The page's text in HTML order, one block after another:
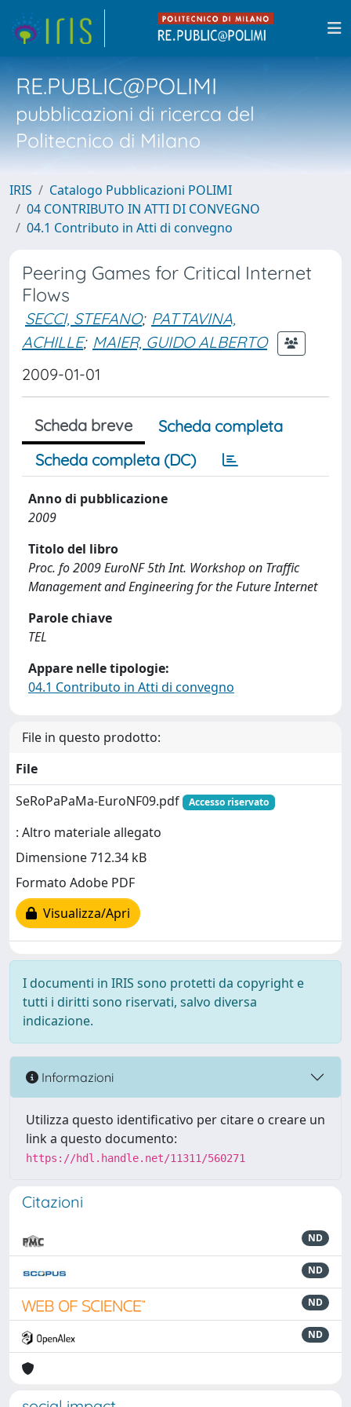
RE.PUBLIC@POLIMI
pubblicazioni di ricerca del
Politecnico di Milano
IRIS
Catalogo Pubblicazioni POLIMI
04 CONTRIBUTO IN ATTI DI CONVEGNO
04.1 Contributo in Atti di convegno
Peering Games for Critical Internet
Flows
SECCI, STEFANO; PATTAVINA,
ACHILLE; MAIER, GUIDO ALBERTO
2009-01-01
Scheda breve
Scheda completa
Scheda completa (DC)
Anno di pubblicazione
2009
Titolo del libro
Proc. fo 2009 EuroNF 5th Int. Workshop on Traffic
Management and Engineering for the Future Internet
Parole chiave
TEL
Appare nelle tipologie:
04.1 Contributo in Atti di convegno
File in questo prodotto:
File
SeRoPaPaMa-EuroNF09.pdf
Accesso riservato
: Altro materiale allegato
Dimensione 712.34 kB
Formato Adobe PDF
Visualizza/Apri
I documenti in IRIS sono protetti da copyright e
tutti i diritti sono riservati, salvo diversa
indicazione.
Informazioni
Utilizza questo identificativo per citare o creare un
link a questo documento:
https://hdl.handle.net/11311/560271
Citazioni
ND
ND
ND
ND